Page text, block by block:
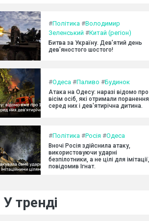
#Політика #Володимир
Зеленський #Китай (регіон)
Битва за Україну. Дев’ятий день
дев’яностого шостого!
#Одеса #Паливо #Будинок
Атака на Одесу: наразі відомо про
вісім осіб, які отримали поранення,
серед них і дев'ятирічна дитина.
#Політика #Росія #Одеса
Вночі Росія здійснила атаку,
використовуючи ударні
безпілотники, а не цілі для імітації,
повідомив Ігнат.
У тренді